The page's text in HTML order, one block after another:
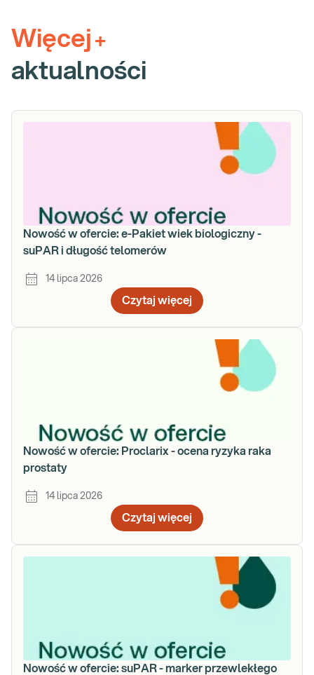
Więcej +
aktualności
Nowość w ofercie: e-Pakiet wiek biologiczny -
suPAR i długość telomerów
14 lipca 2026
Czytaj więcej
Nowość w ofercie: Proclarix - ocena ryzyka raka
prostaty
14 lipca 2026
Czytaj więcej
Nowość w ofercie: suPAR - marker przewlekłego